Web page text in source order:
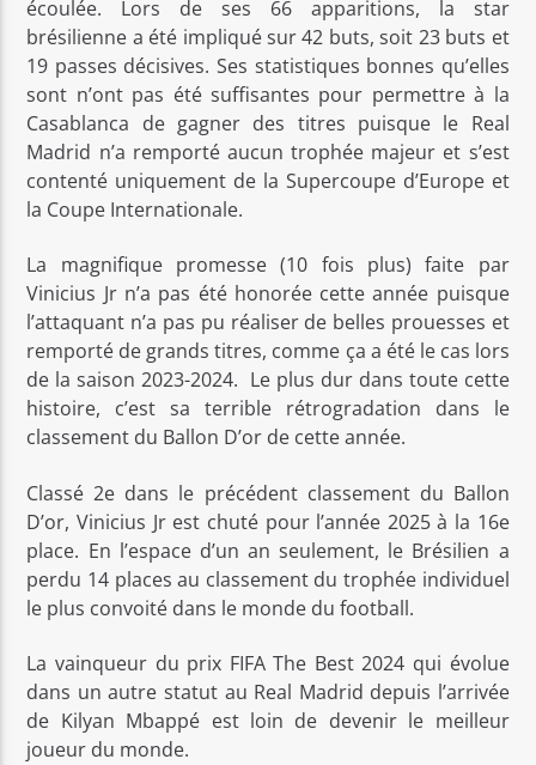
écoulée. Lors de ses 66 apparitions, la star
brésilienne a été impliqué sur 42 buts, soit 23 buts et
19 passes décisives. Ses statistiques bonnes qu’elles
sont n’ont pas été suffisantes pour permettre à la
Casablanca de gagner des titres puisque le Real
Madrid n’a remporté aucun trophée majeur et s’est
contenté uniquement de la Supercoupe d’Europe et
la Coupe Internationale.
La magnifique promesse (10 fois plus) faite par
Vinicius Jr n’a pas été honorée cette année puisque
l’attaquant n’a pas pu réaliser de belles prouesses et
remporté de grands titres, comme ça a été le cas lors
de la saison 2023-2024. Le plus dur dans toute cette
histoire, c’est sa terrible rétrogradation dans le
classement du Ballon D’or de cette année.
Classé 2e dans le précédent classement du Ballon
D’or, Vinicius Jr est chuté pour l’année 2025 à la 16e
place. En l’espace d’un an seulement, le Brésilien a
perdu 14 places au classement du trophée individuel
le plus convoité dans le monde du football.
La vainqueur du prix FIFA The Best 2024 qui évolue
dans un autre statut au Real Madrid depuis l’arrivée
de Kilyan Mbappé est loin de devenir le meilleur
joueur du monde.